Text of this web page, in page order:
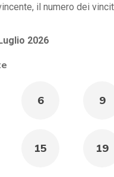
il numero dei
2026
6 9
15 19